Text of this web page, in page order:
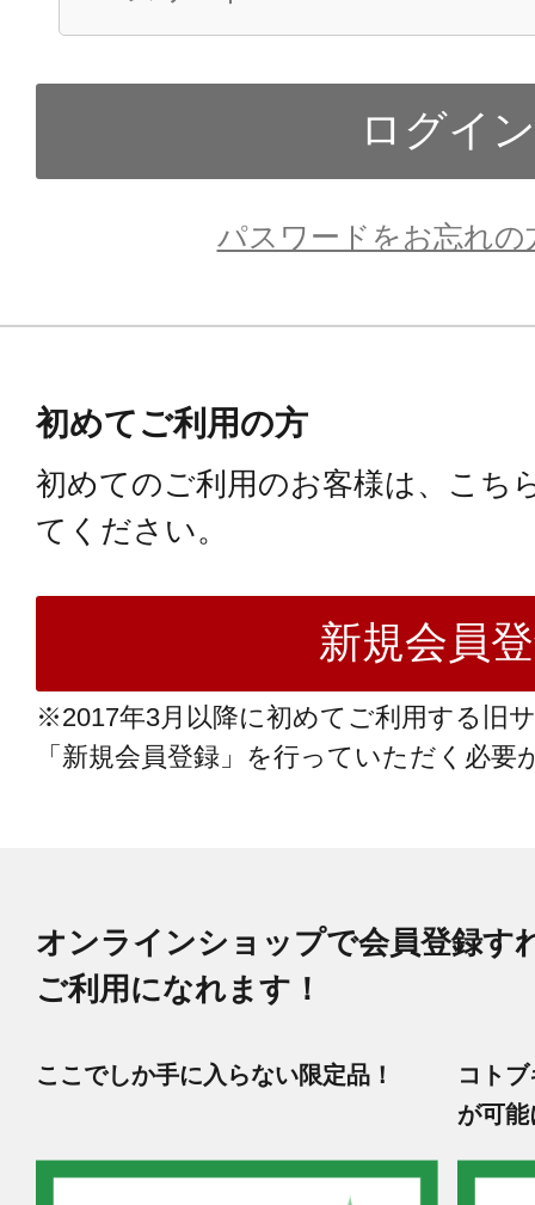
パスワードをお忘れの
初めてご利用の方
初めてのご利用のお客様は、こち
てください。
※2017年3月以降に初めてご利用する旧
「新規会員登録」を行っていただく必要
オンラインショップで会員登録す
ご利用になれます！
ここでしか手に入らない限定品！
コト
が可能